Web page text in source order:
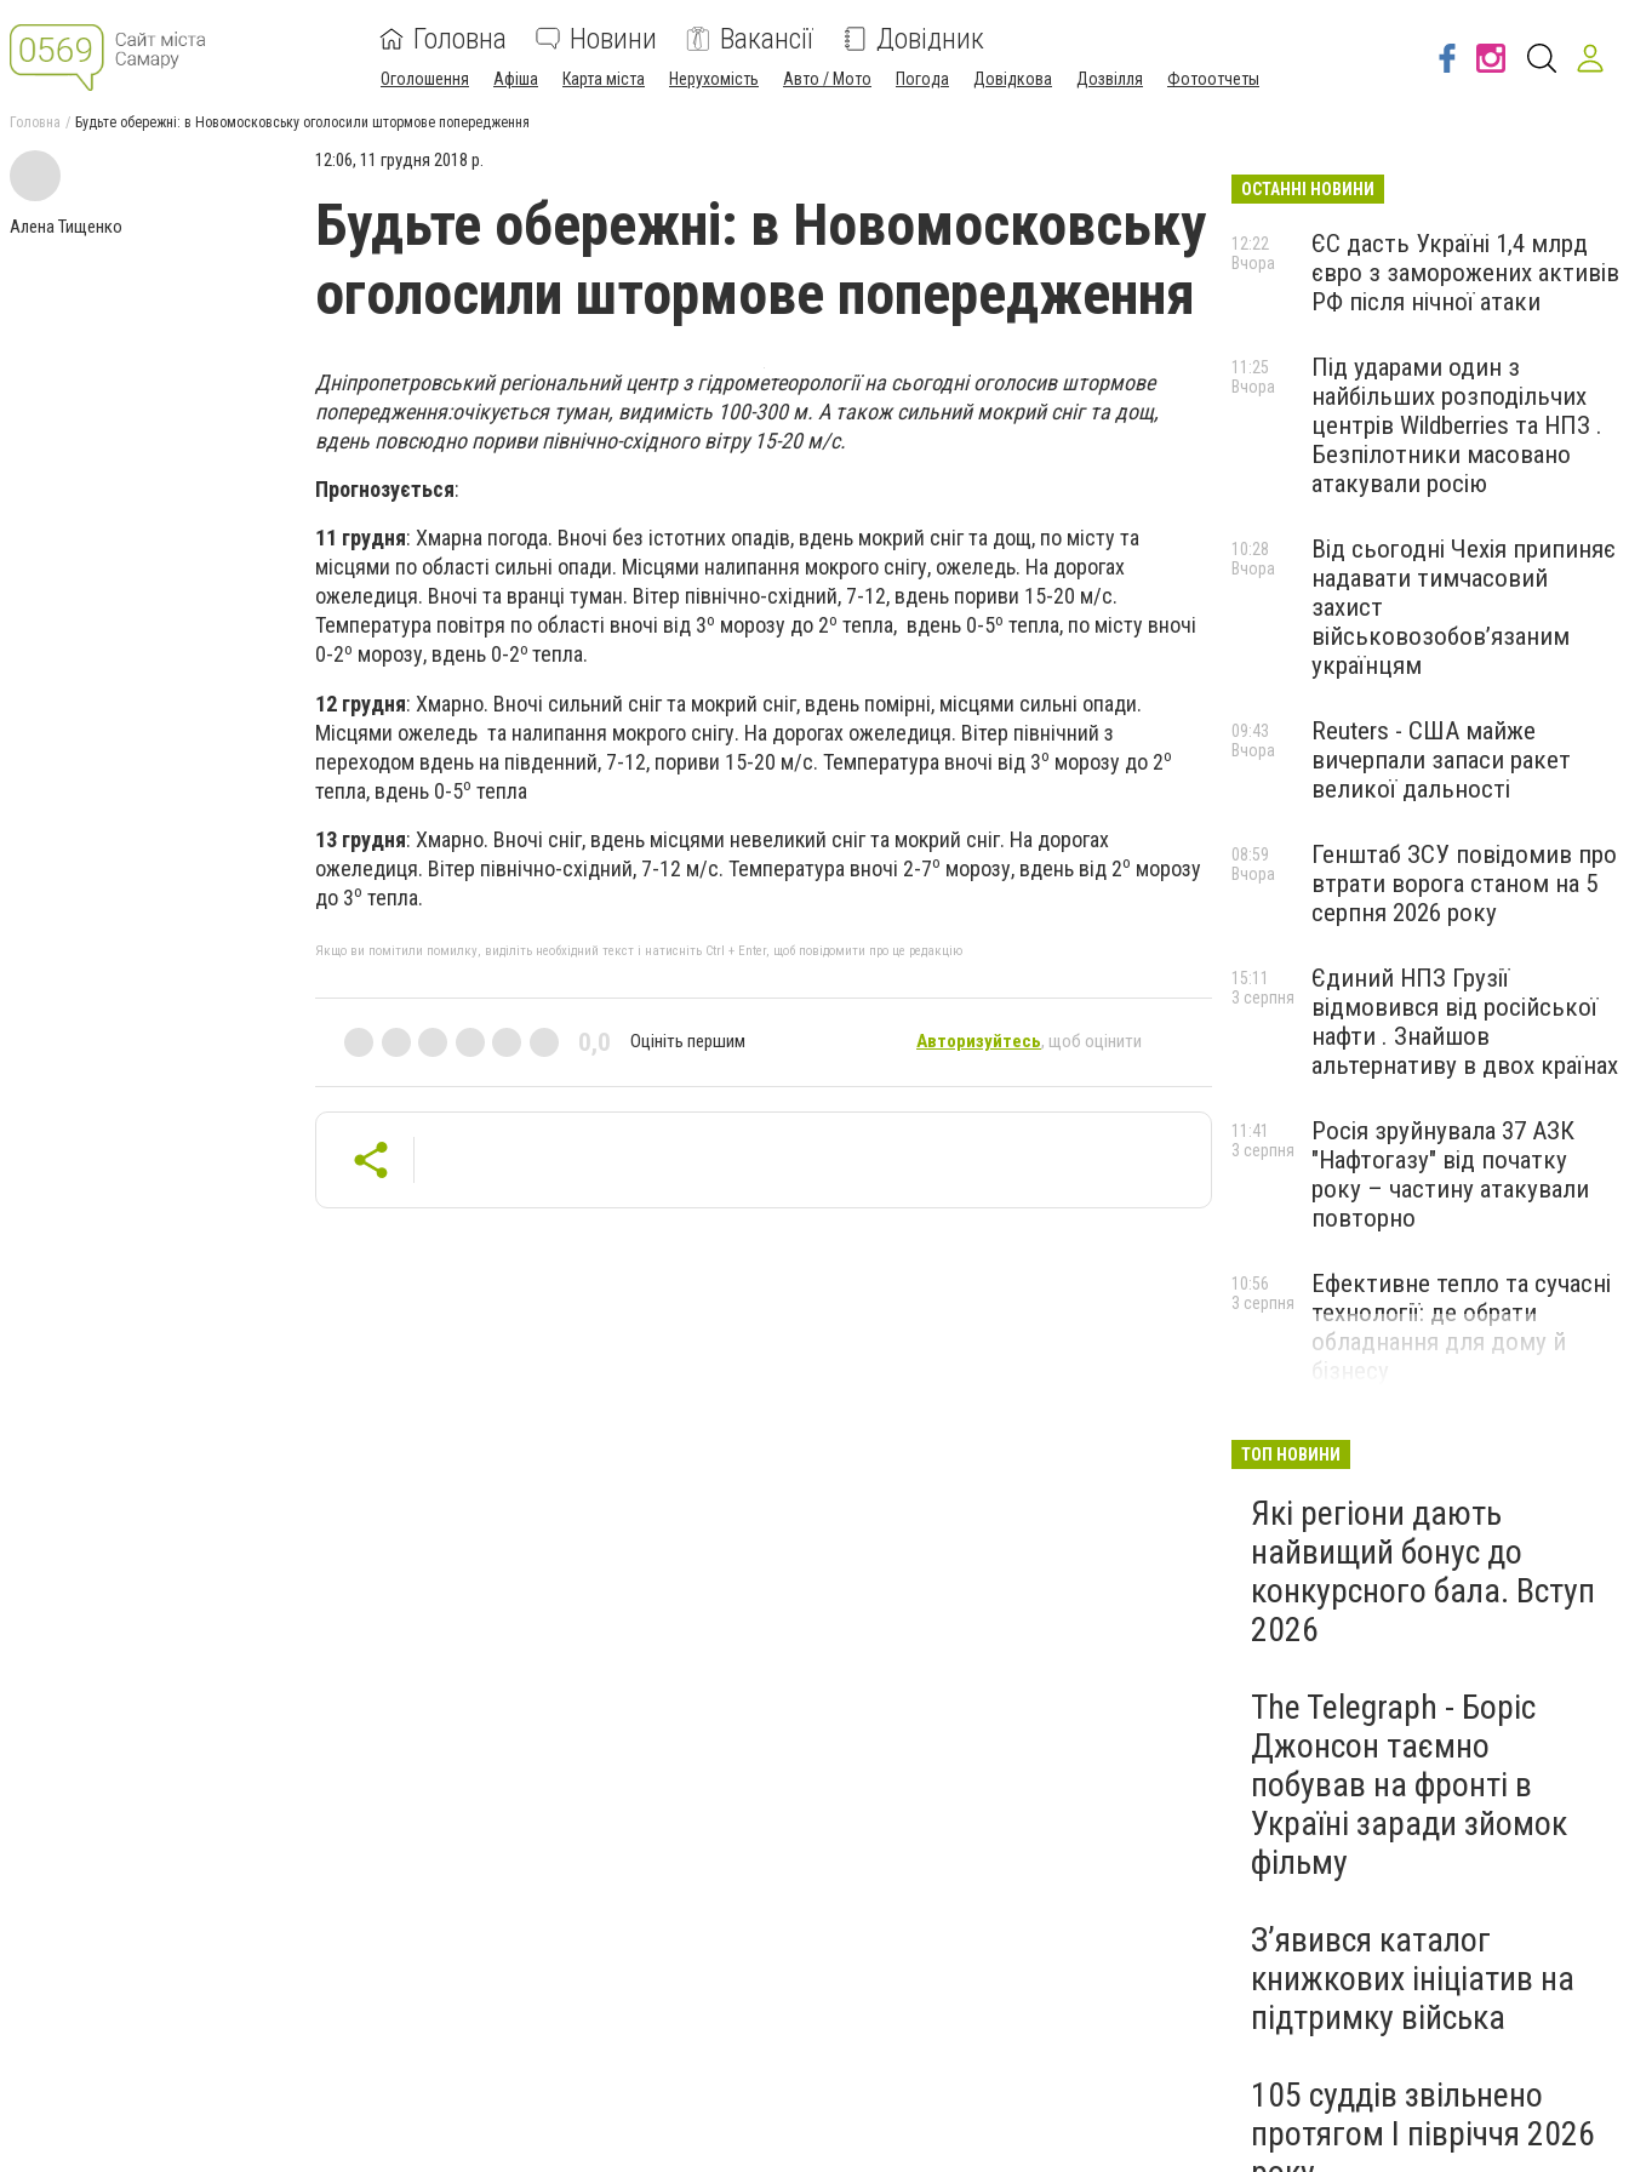
Головна Новини Вакансії Довідник
Оголошення Афіша Карта міста Нерухомість Авто / Мото Погода Довідкова Дозвілля Фотоотчеты
Головна Будьте обережні: в Новомосковську оголосили штормове попередження
Алена Тищенко
12:06, 11 грудня 2018 р.
Будьте обережні: в Новомосковську
оголосили штормове попередження
Дніпропетровський регіональний центр з гідрометеорології на сьогодні оголосив штормове
попередження:очікується туман, видимість 100-300 м. А також сильний мокрий сніг та дощ,
вдень повсюдно пориви північно-східного вітру 15-20 м/с.
Прогнозується:
11 грудня: Хмарна погода. Вночі без істотних опадів, вдень мокрий сніг та дощ, по місту та
місцями по області сильні опади. Місцями налипання мокрого снігу, ожеледь. На дорогах
ожеледиця. Вночі та вранці туман. Вітер північно-східний, 7-12, вдень пориви 15-20 м/с.
Температура повітря по області вночі від 3о морозу до 2о тепла, вдень 0-5о тепла, по місту вночі
0-2о морозу, вдень 0-2о тепла.
12 грудня: Хмарно. Вночі сильний сніг та мокрий сніг, вдень помірні, місцями сильні опади.
Місцями ожеледь та налипання мокрого снігу. На дорогах ожеледиця. Вітер північний з
переходом вдень на південний, 7-12, пориви 15-20 м/с. Температура вночі від 3о морозу до 2о
тепла, вдень 0-5о тепла
13 грудня: Хмарно. Вночі сніг, вдень місцями невеликий сніг та мокрий сніг. На дорогах
ожеледиця. Вітер північно-східний, 7-12 м/с. Температура вночі 2-7о морозу, вдень від 2о морозу
до 3о тепла.
Якщо ви помітили помилку, виділіть необхідний текст і натисніть Ctrl + Enter, щоб повідомити про це редакцію
0,0 Оцініть першим Авторизуйтесь, щоб оцінити
ОСТАННІ НОВИНИ
ЄС дасть Україні 1,4 млрд
євро з заморожених активів
РФ після нічної атаки
12:22
Вчора
Під ударами один з
найбільших розподільчих
центрів Wildberries та НПЗ .
Безпілотники масовано
атакували росію
11:25
Вчора
Від сьогодні Чехія припиняє
надавати тимчасовий
захист
військовозобов’язаним
українцям
10:28
Вчора
Reuters - США майже
вичерпали запаси ракет
великої дальності
09:43
Вчора
Генштаб ЗСУ повідомив про
втрати ворога станом на 5
серпня 2026 року
08:59
Вчора
Єдиний НПЗ Грузії
відмовився від російської
нафти . Знайшов
альтернативу в двох країнах
15:11
3 серпня
Росія зруйнувала 37 АЗК
"Нафтогазу" від початку
року – частину атакували
повторно
11:41
3 серпня
Ефективне тепло та сучасні
технології: де обрати
обладнання для дому й
бізнесу
10:56
3 серпня
ТОП НОВИНИ
Які регіони дають
найвищий бонус до
конкурсного бала. Вступ
2026
The Telegraph - Боріс
Джонсон таємно
побував на фронті в
Україні заради зйомок
фільму
З’явився каталог
книжкових ініціатив на
підтримку війська
105 суддів звільнено
протягом I півріччя 2026